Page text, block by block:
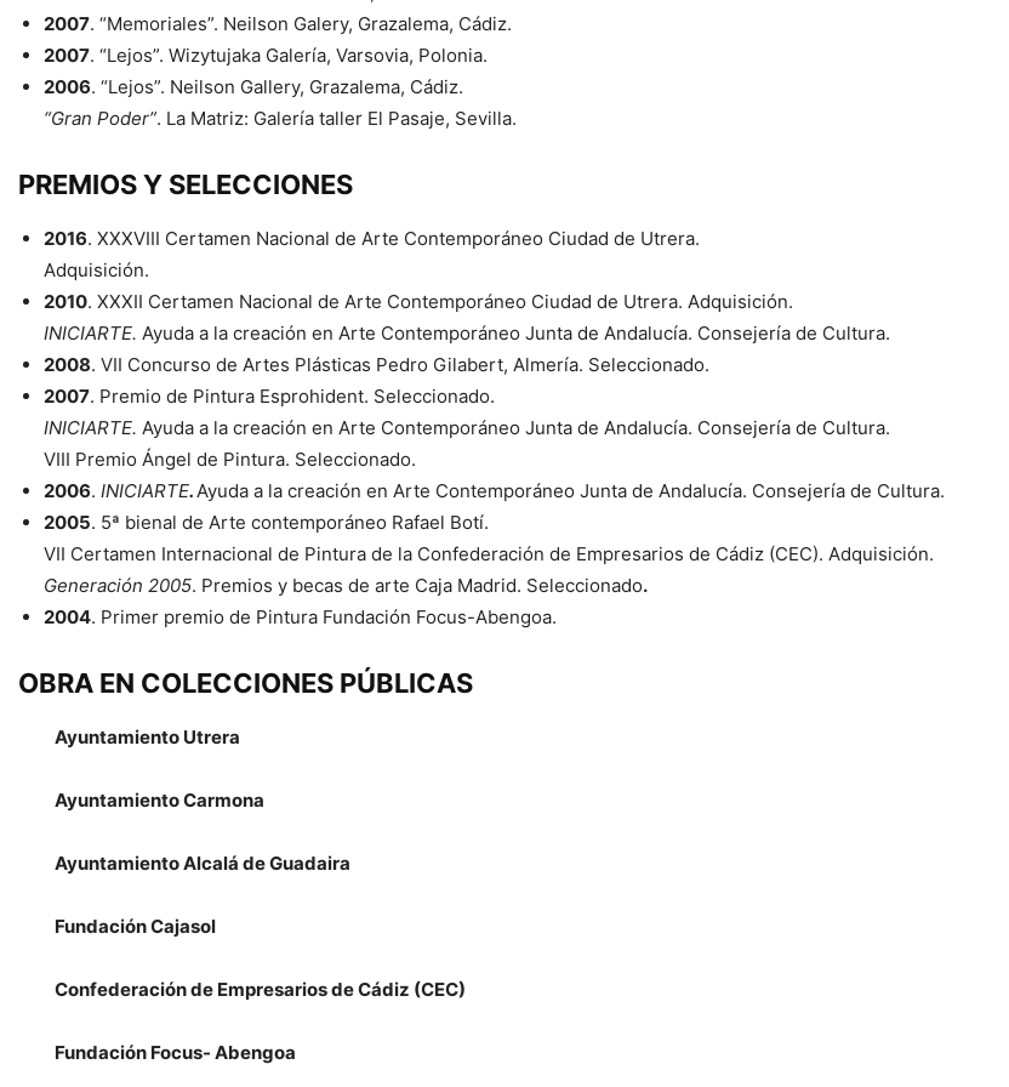
David López Panea. PROPRONews
David López Panea. PROPRONews
David López Panea. PROPRONews
David López Panea. PROPRONews
2007. “Memoriales”. Neilson Galery, Grazalema, Cádiz.
2007. “Lejos”. Wizytujaka Galería, Varsovia, Polonia.
2006. “Lejos”. Neilson Gallery, Grazalema, Cádiz.
“Gran Poder”. La Matriz: Galería taller El Pasaje, Sevilla.
PREMIOS Y SELECCIONES
2016. XXXVIII Certamen Nacional de Arte Contemporáneo Ciudad de Utrera.
Adquisición.
2010. XXXII Certamen Nacional de Arte Contemporáneo Ciudad de Utrera. Adquisición.
INICIARTE. Ayuda a la creación en Arte Contemporáneo Junta de Andalucía. Consejería de Cultura.
2008. VII Concurso de Artes Plásticas Pedro Gilabert, Almería. Seleccionado.
2007. Premio de Pintura Esprohident. Seleccionado.
INICIARTE. Ayuda a la creación en Arte Contemporáneo Junta de Andalucía. Consejería de Cultura.
VIII Premio Ángel de Pintura. Seleccionado.
2006. INICIARTE. Ayuda a la creación en Arte Contemporáneo Junta de Andalucía. Consejería de Cultura.
2005. 5ª bienal de Arte contemporáneo Rafael Botí.
VII Certamen Internacional de Pintura de la Confederación de Empresarios de Cádiz (CEC). Adquisición.
Generación 2005. Premios y becas de arte Caja Madrid. Seleccionado.
2004. Primer premio de Pintura Fundación Focus-Abengoa.
OBRA EN COLECCIONES PÚBLICAS
Ayuntamiento Utrera
Ayuntamiento Carmona
Ayuntamiento Alcalá de Guadaira
Fundación Cajasol
Confederación de Empresarios de Cádiz (CEC)
Fundación Focus- Abengoa